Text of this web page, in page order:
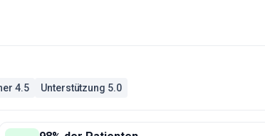
4.5 Unterstützung 5.0